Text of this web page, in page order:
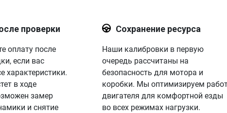
проверки
оплату после
если вас
характеристики.
в ходе
замер
и снятие
Сохранение ресурса
Наши калибровки в первую
очередь рассчитаны на
безопасность для мотора и
коробки. Мы оптимизируем
двигателя для комфортной езды
во всех режимах нагрузки.